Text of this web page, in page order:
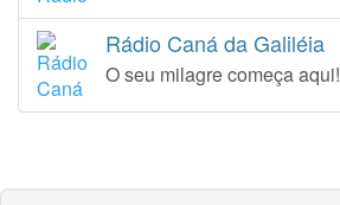
Rádio Caná da Galiléia
O seu milagre começa aqui!